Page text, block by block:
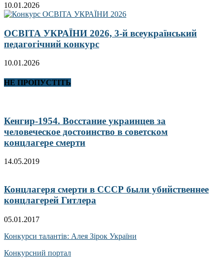
10.01.2026
ОСВІТА УКРАЇНИ 2026, 3-й всеукраїнський
педагогічний конкурс
10.01.2026
НЕ ПРОПУСТІТЬ
Кенгир-1954. Восстание украинцев за
человеческое достоинство в советском
концлагере смерти
14.05.2019
Концлагеря смерти в СССР были убийственнее
концлагерей Гитлера
05.01.2017
Конкурси талантів: Алея Зірок України
Конкурсний портал